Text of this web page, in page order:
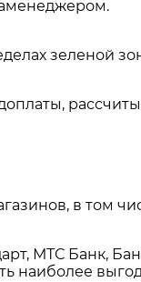
зеленой
в том
МТС Банк,
наиболее